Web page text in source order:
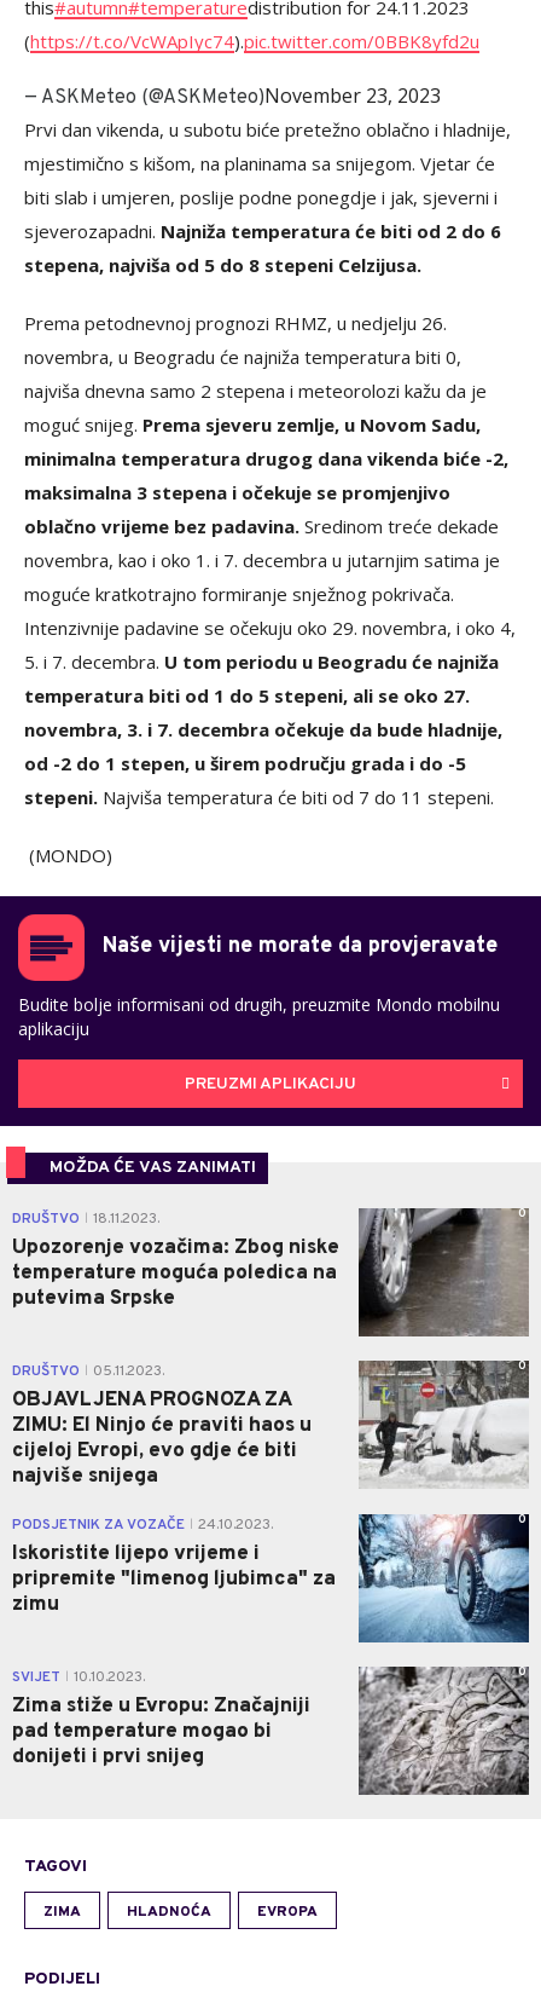
this#autumn#temperaturedistribution for 24.11.2023
(https://t.co/VcWApIyc74).pic.twitter.com/0BBK8yfd2u
— ASKMeteo (@ASKMeteo)November 23, 2023
Prvi dan vikenda, u subotu biće pretežno oblačno i hladnije,
mjestimično s kišom, na planinama sa snijegom. Vjetar će
biti slab i umjeren, poslije podne ponegdje i jak, sjeverni i
sjeverozapadni. Najniža temperatura će biti od 2 do 6
stepena, najviša od 5 do 8 stepeni Celzijusa.
Prema petodnevnoj prognozi RHMZ, u nedjelju 26.
novembra, u Beogradu će najniža temperatura biti 0,
najviša dnevna samo 2 stepena i meteorolozi kažu da je
moguć snijeg. Prema sjeveru zemlje, u Novom Sadu,
minimalna temperatura drugog dana vikenda biće -2,
maksimalna 3 stepena i očekuje se promjenjivo
oblačno vrijeme bez padavina. Sredinom treće dekade
novembra, kao i oko 1. i 7. decembra u jutarnjim satima je
moguće kratkotrajno formiranje snježnog pokrivača.
Intenzivnije padavine se očekuju oko 29. novembra, i oko 4,
5. i 7. decembra. U tom periodu u Beogradu će najniža
temperatura biti od 1 do 5 stepeni, ali se oko 27.
novembra, 3. i 7. decembra očekuje da bude hladnije,
od -2 do 1 stepen, u širem području grada i do -5
stepeni. Najviša temperatura će biti od 7 do 11 stepeni.
(MONDO)
Naše vijesti ne morate da provjeravate
Budite bolje informisani od drugih, preuzmite Mondo mobilnu
aplikaciju
PREUZMI APLIKACIJU
MOŽDA ĆE VAS ZANIMATI
DRUŠTVO 18.11.2023.
Upozorenje vozačima: Zbog niske
temperature moguća poledica na
putevima Srpske
0
DRUŠTVO 05.11.2023.
OBJAVLJENA PROGNOZA ZA
ZIMU: El Ninjo će praviti haos u
cijeloj Evropi, evo gdje će biti
najviše snijega
0
PODSJETNIK ZA VOZAČE 24.10.2023.
Iskoristite lijepo vrijeme i
pripremite "limenog ljubimca" za
zimu
0
SVIJET 10.10.2023.
Zima stiže u Evropu: Značajniji
pad temperature mogao bi
donijeti i prvi snijeg
0
TAGOVI
ZIMA HLADNOĆA EVROPA
PODIJELI